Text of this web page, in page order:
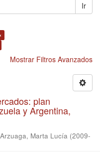
Ir
Mostrar Filtros Avanzados
plan
y Argentina,
Marta Lucía (2009-